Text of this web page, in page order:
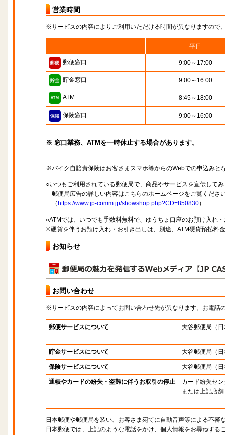
営業時間
※サービスの内容によりご利用いただける時間が異なりますので
平日
郵便窓口 9:00～17:00
貯金窓口 9:00～16:00
ATM 8:45～18:00
保険窓口 9:00～16:00
※ 窓口業務、ATMを一時休止する場合があります。
※バイク自賠責保険はお客さまスマホ等からのWebでの申込みと
○いつもご利用されている郵便局で、商品やサービスを宣伝して
郵便局広告の詳しい内容はこちらのホームページをご覧くださ
（ https://www.jp-comm.jp/showshop.php?CD=850830）
○ATMでは、いつでも手数料無料で、ゆうちょ口座のお預け入れ
※硬貨を伴うお預け入れ・お引き出しは、別途、ATM硬貨預払料
お知らせ
お問い合わせ
※サービスの内容によってお問い合わせ先が異なります。お電話
郵便サービスについて 大谷郵便局 （
貯金サービスについて 大谷郵便局 （
保険サービスについて 大谷郵便局 （
通帳やカードの紛失・盗難に伴うお取引の停止
カード紛失セ
または上記店舗
日本郵便や郵便局を装い、お客さま宛てに自動音声等による不審
日本郵便では、上記のような電話をかけ、個人情報をお尋ねする